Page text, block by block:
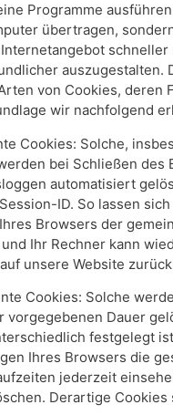
Programme
übertragen,
schneller
auszugestalten.
von Cookies, deren
wir nachfolgend
Cookies: Solche,
bei Schließen des
automatisiert
ID. So lassen
Browsers der
Ihr Rechner kann
unsere Website
Cookies: Solche
vorgegebenen Dauer
festgelegt
Ihres Browsers die
jederzeit
Derartige